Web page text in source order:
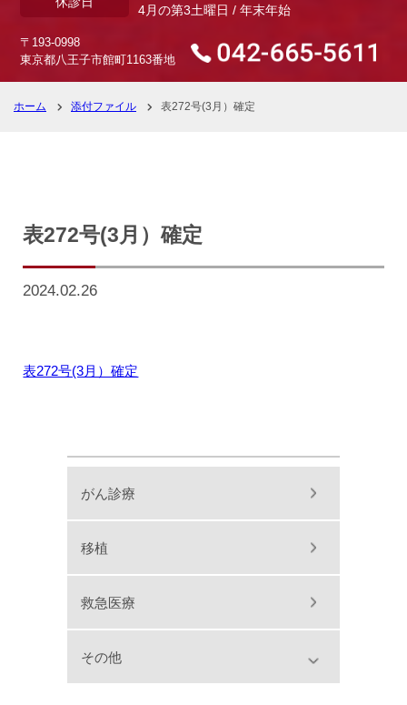
4月の第3土曜日 / 年末年始
〒193-0998
東京都八王子市館町1163番地
ホーム 添付ファイル 表272号(3月）確定
表272号(3月）確定
2024.02.26
表272号(3月）確定
がん診療
移植
救急医療
その他